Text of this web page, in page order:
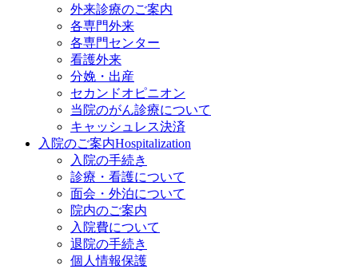
外来診療のご案内
各専門外来
各専門センター
看護外来
分娩・出産
セカンドオピニオン
当院のがん診療について
キャッシュレス決済
入院のご案内Hospitalization
入院の手続き
診療・看護について
面会・外泊について
院内のご案内
入院費について
退院の手続き
個人情報保護